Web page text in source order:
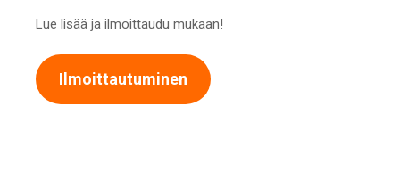
Lue lisää ja ilmoittaudu mukaan!
Ilmoittautuminen